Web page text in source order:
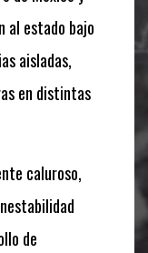
al estado bajo
aisladas,
en distintas
caluroso,
de